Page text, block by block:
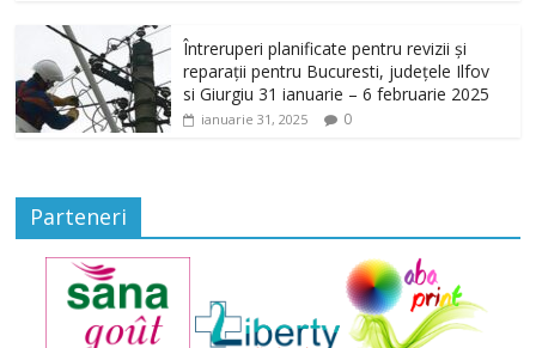
Întreruperi planificate pentru revizii și
reparații pentru Bucuresti, județele Ilfov
si Giurgiu 31 ianuarie – 6 februarie 2025
ianuarie 31, 2025 0
Parteneri